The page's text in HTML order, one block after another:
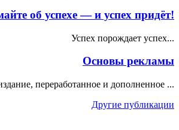
об успехе — и успех придёт!
Успех порождает успех...
Основы рекламы
переработанное и дополненное ...
Другие публикации